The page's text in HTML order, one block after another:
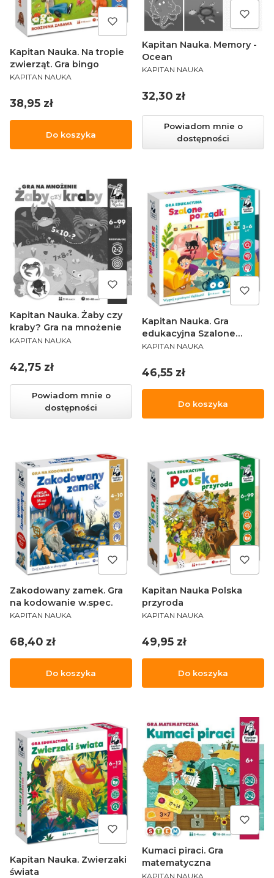
Kapitan Nauka. Na tropie
zwierząt. Gra bingo
PRODUCENT
KAPITAN NAUKA
Cena
38,95 zł
Do koszyka
Kapitan Nauka. Memory -
Ocean
PRODUCENT
KAPITAN NAUKA
Cena
32,30 zł
Powiadom mnie o
dostępności
Kapitan Nauka. Żaby czy
kraby? Gra na mnożenie
PRODUCENT
KAPITAN NAUKA
Cena
42,75 zł
Powiadom mnie o
dostępności
Kapitan Nauka. Gra
edukacyjna Szalone
porządki
PRODUCENT
KAPITAN NAUKA
Cena
46,55 zł
Do koszyka
Zakodowany zamek. Gra
na kodowanie w.spec.
PRODUCENT
KAPITAN NAUKA
Cena
68,40 zł
Do koszyka
Kapitan Nauka Polska
przyroda
PRODUCENT
KAPITAN NAUKA
Cena
49,95 zł
Do koszyka
Kapitan Nauka. Zwierzaki
świata
Kumaci piraci. Gra
matematyczna
PRODUCENT
KAPITAN NAUKA